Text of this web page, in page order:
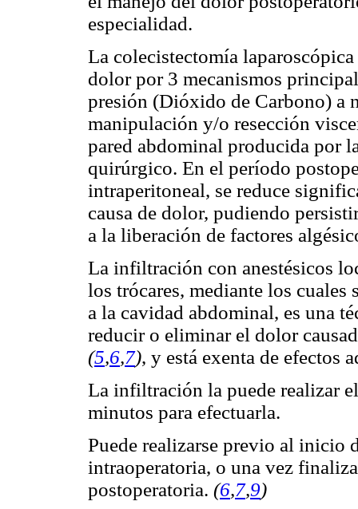
especialidad.
La colecistectomía
dolor por 3 mecanismos
presión (Dióxido de Carbono) a
manipulación y/o resección
pared abdominal producida por
quirúrgico. En el período
intraperitoneal, se reduce
causa de dolor, pudiendo
a la liberación de factores
La infiltración con anestésicos
los trócares, mediante los
a la cavidad abdominal, es una
reducir o eliminar el dolor
(5,6,7), y está exenta de efectos
La infiltración la puede realizar
minutos para efectuarla.
Puede realizarse previo al inicio
intraoperatoria, o una vez
postoperatoria. (6,7,9)